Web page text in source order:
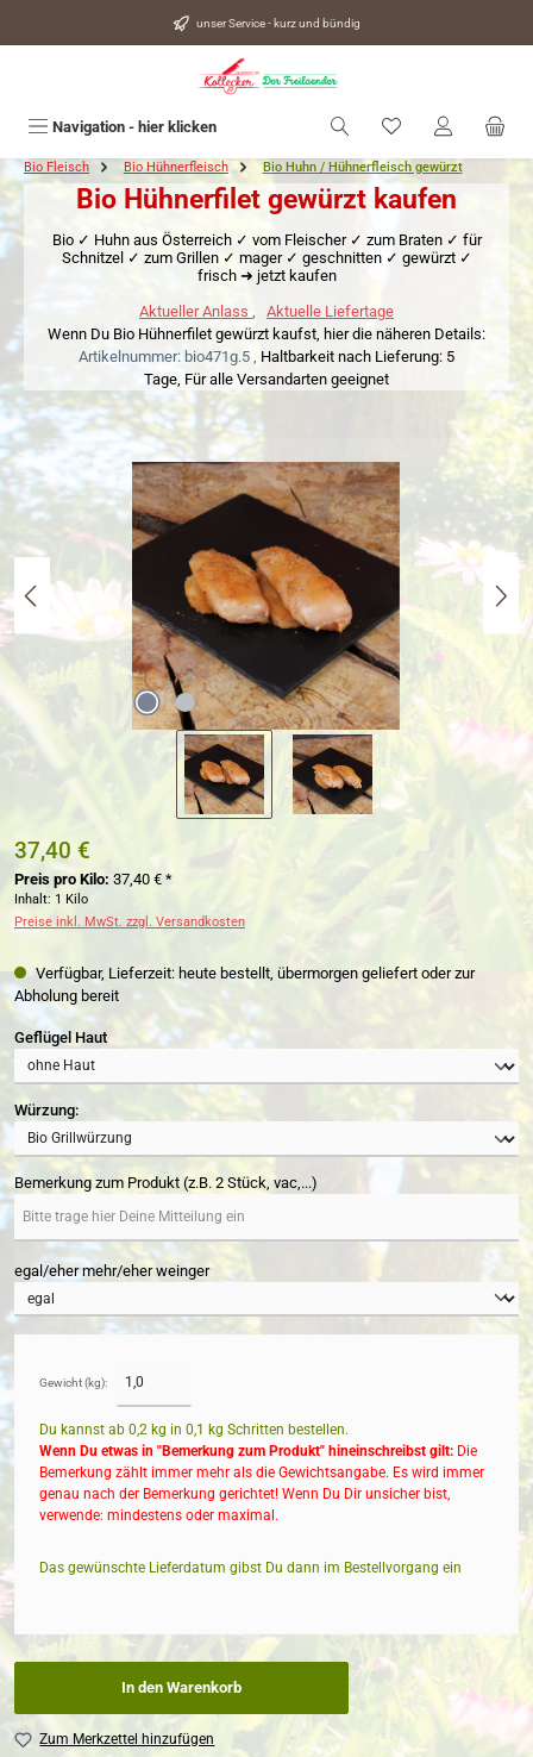
unser Service - kurz und bündig
Navigation - hier klicken Du hast 0
Bio Fleisch Bio Hühnerfleisch Bio Huhn / Hühnerfleisch gewürzt
Bio Hühnerfilet gewürzt kaufen
Bio ✓ Huhn aus Österreich ✓ vom Fleischer ✓ zum Braten ✓ für
Schnitzel ✓ zum Grillen ✓ mager ✓ geschnitten ✓ gewürzt ✓
frisch ➜ jetzt kaufen
Aktueller Anlass
Aktuelle Liefertage
Wenn Du Bio Hühnerfilet gewürzt kaufst, hier die näheren Details:
Artikelnummer: bio471g.5 , Haltbarkeit nach Lieferung: 5
Tage, Für alle Versandarten geeignet
Bildergalerie überspringen
37,40 €
Preis pro Kilo: 37,40 € *
Inhalt: 1 Kilo
Preise inkl. MwSt. zzgl. Versandkosten
Verfügbar, Lieferzeit: heute bestellt, übermorgen geliefert oder zur
Abholung bereit
Geflügel Hautauswählen
Würzung:auswählen
Bemerkung zum Produkt (z.B. 2 Stück, vac,...)
egal/eher mehr/eher weinger
Gewicht (kg):
Du kannst ab 0,2 kg in 0,1 kg Schritten bestellen.
Wenn Du etwas in "Bemerkung zum Produkt" hineinschreibst gilt: Die
Bemerkung zählt immer mehr als die Gewichtsangabe. Es wird immer
genau nach der Bemerkung gerichtet! Wenn Du Dir unsicher bist,
verwende: mindestens oder maximal.
Das gewünschte Lieferdatum gibst Du dann im Bestellvorgang ein
In den Warenkorb
Zum Merkzettel hinzufügen